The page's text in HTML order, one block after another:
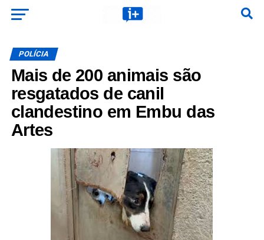
POLÍCIA
Mais de 200 animais são
resgatados de canil
clandestino em Embu das
Artes